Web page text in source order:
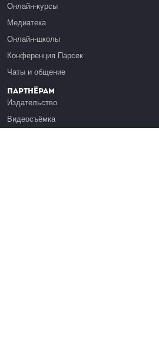
Онлайн-курсы
Медиатека
Онлайн-школы
Конференция Парсек
Чаты и общение
Партнёрам
Издательство
Видеосъёмка